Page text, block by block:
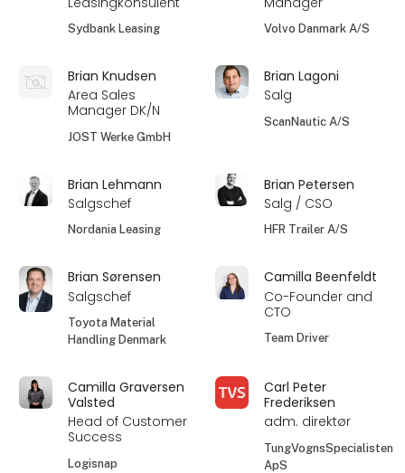
Sydbank Leasing Volvo Danmark A/S
Brian Knudsen
Area Sales
Manager DK/N
JOST Werke GmbH
Brian Lagoni
Salg
ScanNautic A/S
Brian Lehmann
Salgschef
Nordania Leasing
Brian Petersen
Salg / CSO
HFR Trailer A/S
Brian Sørensen
Salgschef
Toyota Material
Handling Denmark
Camilla Beenfeldt
Co-Founder and
CTO
Team Driver
Camilla Graversen
Valsted
Head of Customer
Success
Logisnap
Carl Peter
Frederiksen
adm. direktør
TungVognsSpecialisten
ApS